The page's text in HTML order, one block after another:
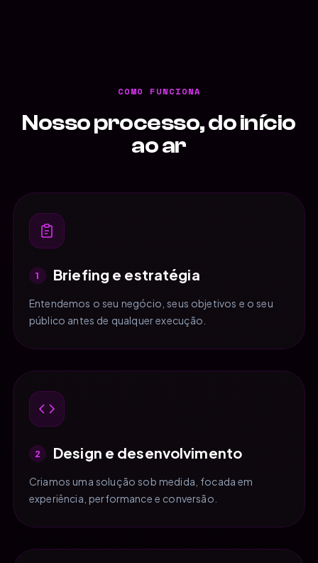
COMO FUNCIONA
Nosso processo, do início
ao ar
1 Briefing e estratégia
Entendemos o seu negócio, seus objetivos e o seu
público antes de qualquer execução.
2 Design e desenvolvimento
Criamos uma solução sob medida, focada em
experiência, performance e conversão.